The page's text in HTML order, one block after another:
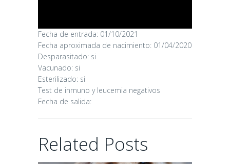
Fecha de entrada: 01/10/2021
Fecha aproximada de nacimiento: 01/04/2020
Desparasitado: si
Vacunado: si
Esterilizado: si
Test de inmuno y leucemia negativos
Fecha de salida:
Related Posts
CANDY
16/06/2026
02/06/2026